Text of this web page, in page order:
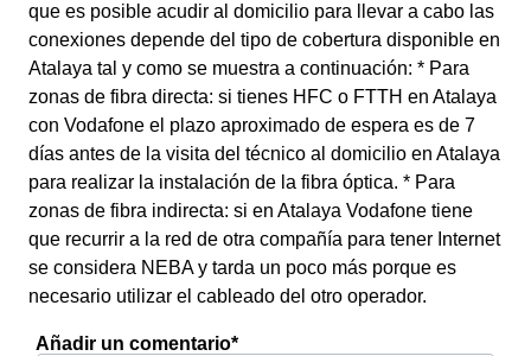
que es posible acudir al domicilio para llevar a cabo las
conexiones depende del tipo de cobertura disponible en
Atalaya tal y como se muestra a continuación: * Para
zonas de fibra directa: si tienes HFC o FTTH en Atalaya
con Vodafone el plazo aproximado de espera es de 7
días antes de la visita del técnico al domicilio en Atalaya
para realizar la instalación de la fibra óptica. * Para
zonas de fibra indirecta: si en Atalaya Vodafone tiene
que recurrir a la red de otra compañía para tener Internet
se considera NEBA y tarda un poco más porque es
necesario utilizar el cableado del otro operador.
Añadir un comentario*